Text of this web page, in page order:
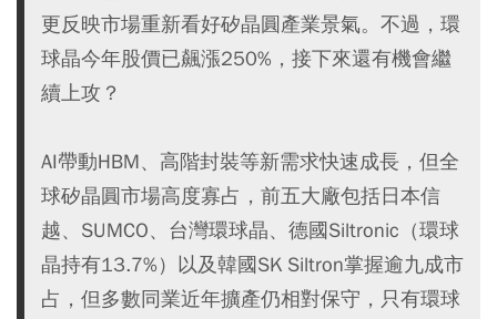
更反映市場重新看好矽晶圓產業景氣。不過，環
球晶今年股價已飆漲250%，接下來還有機會繼
續上攻？
AI帶動HBM、高階封裝等新需求快速成長，但全
球矽晶圓市場高度寡占，前五大廠包括日本信
越、SUMCO、台灣環球晶、德國Siltronic（環球
晶持有13.7%）以及韓國SK Siltron掌握逾九成市
占，但多數同業近年擴產仍相對保守，只有環球